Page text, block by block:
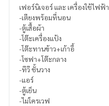
เฟอร์นิเจอร์ และ เครื่องใช้ไฟฟ้า
-เตียงพร้อมที่นอน
-ตู้เสื้อผ้า
-โต๊ะเครื่องแป้ง
-โต๊ะทานข้าว+เก้าอี้
-โซฟา+โต๊ะกลาง
-ทีวี ชั้นวาง
-แอร์
-ตู้เย็น
-ไม่โครเวฟ